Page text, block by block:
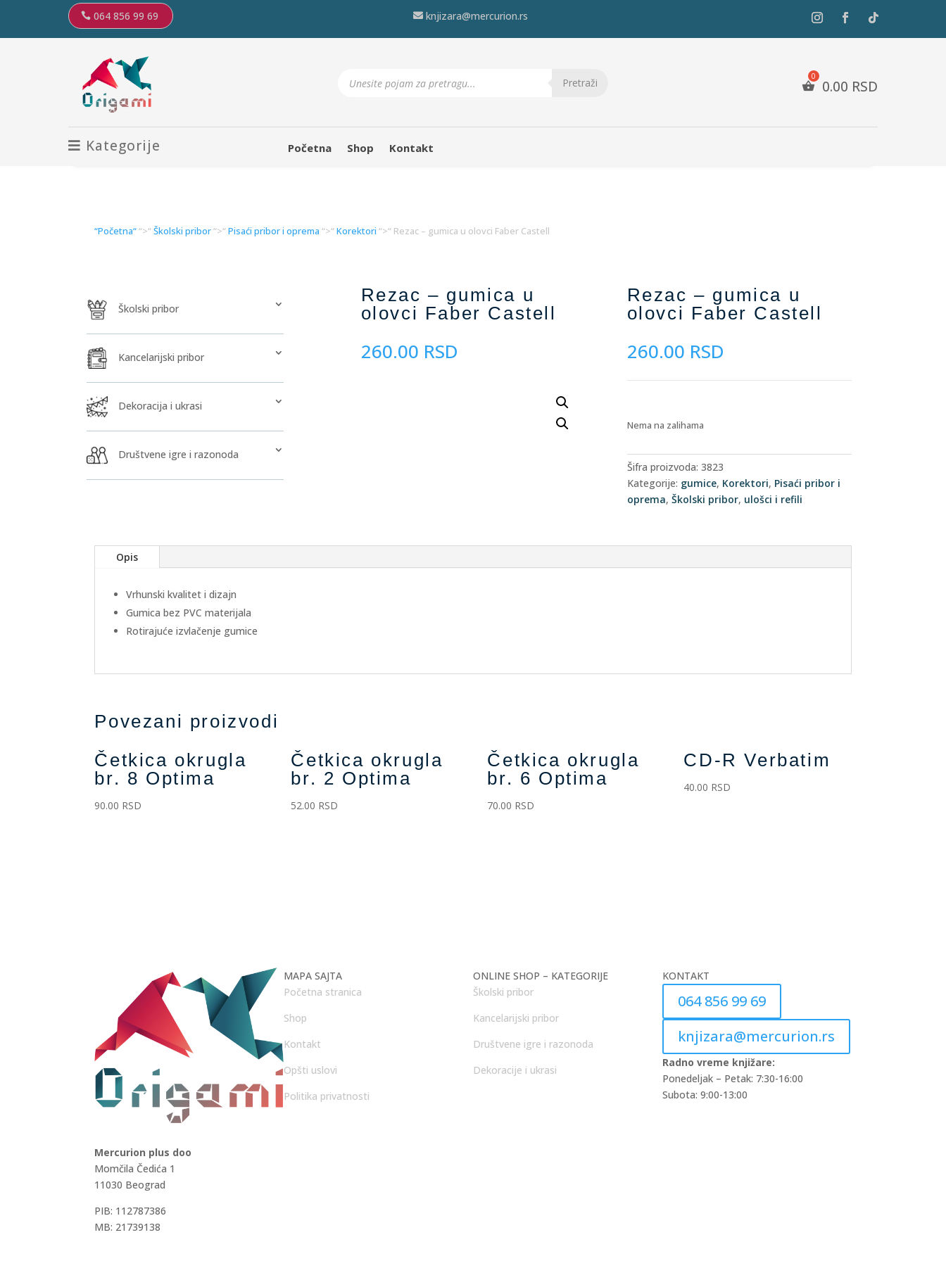
064 856 99 69 knjizara@mercurion.rs
search Pretraži 0.00 RSD
Kategorije Početna Shop Kontakt
“Početna““>“Školski pribor“>“Pisaći pribor i oprema “>“Korektori “>“ Rezac – gumica u olovci Faber Castell
Školski pribor
Kancelarijski pribor
Dekoracija i ukrasi
Društvene igre i razonoda
Rezac – gumica u
olovci Faber Castell
260.00 RSD
Rezac – gumica u
olovci Faber Castell
260.00 RSD
Nema na zalihama
Šifra proizvoda: 3823
Kategorije: gumice, Korektori, Pisaći pribor i
oprema, Školski pribor, ulošci i refili
Opis
Vrhunski kvalitet i dizajn
Gumica bez PVC materijala
Rotirajuće izvlačenje gumice
Povezani proizvodi
Četkica okrugla
br. 8 Optima
90.00 RSD
Četkica okrugla
br. 2 Optima
52.00 RSD
Četkica okrugla
br. 6 Optima
70.00 RSD
CD-R Verbatim
40.00 RSD
Mercurion plus doo
Momčila Čedića 1
11030 Beograd
PIB: 112787386
MB: 21739138
MAPA SAJTA
Početna stranica
Shop
Kontakt
Opšti uslovi
Politika privatnosti
ONLINE SHOP – KATEGORIJE
Školski pribor
Kancelarijski pribor
Društvene igre i razonoda
Dekoracije i ukrasi
KONTAKT
064 856 99 69
knjizara@mercurion.rs
Radno vreme knjižare:
Ponedeljak – Petak: 7:30-16:00
Subota: 9:00-13:00